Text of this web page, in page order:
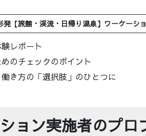
流・日帰り温泉】ワーケーション
レポート
のチェックのポイント
き方の「選択肢」のひとつに
ョン実施者のプロ